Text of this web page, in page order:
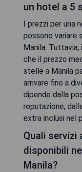
un hotel a 5
I prezzi per una
possono variare
Manila.
che il prezzo
stelle a Manila
arrivare fino a
dipende dalla
reputazione,
extra inclusi nel
Quali servizi
disponibili
Manila?